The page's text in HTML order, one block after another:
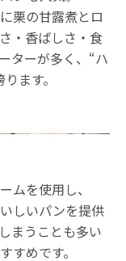
栗の甘露煮とロ
・香ばしさ・食
ターが多く、“ハ
ます。
ムを使用し、
しいパンを提供
まうことも多い
すめです。